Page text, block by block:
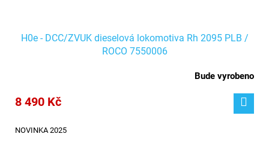
H0e - DCC/ZVUK dieselová lokomotiva Rh 2095 PLB /
ROCO 7550006
Bude vyrobeno
8 490 Kč
NOVINKA 2025